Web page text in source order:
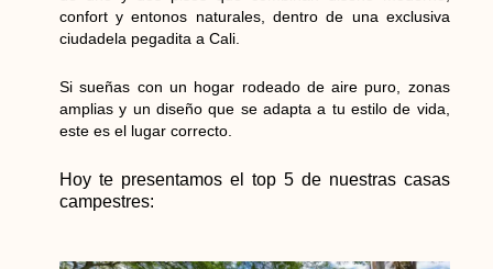
confort y entonos naturales, dentro de una exclusiva
ciudadela pegadita a Cali.
Si sueñas con un hogar rodeado de aire puro, zonas
amplias y un diseño que se adapta a tu estilo de vida,
este es el lugar correcto.
Hoy te presentamos el top 5 de nuestras casas
campestres: